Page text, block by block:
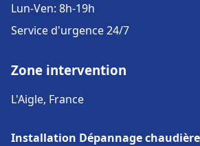
Lun-Ven: 8h-19h
Service d'urgence 24/7
Zone intervention
L'Aigle, France
Installation Dépannage